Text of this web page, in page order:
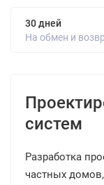
30 дней
На обмен и
систем
Разработка
частных